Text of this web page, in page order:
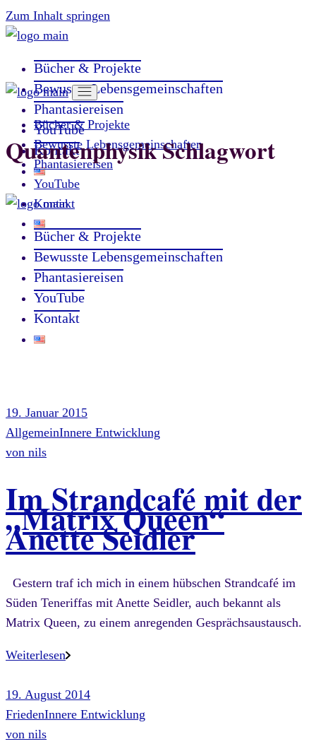
Zum Inhalt springen
Bücher & Projekte
Bewusste Lebensgemeinschaften
Phantasiereisen
YouTube
Kontakt
Bücher & Projekte
Bewusste Lebensgemeinschaften
Phantasiereisen
YouTube
Kontakt
Bücher & Projekte
Bewusste Lebensgemeinschaften
Phantasiereisen
YouTube
Kontakt
Quantenphysik Schlagwort
19. Januar 2015
AllgemeinInnere Entwicklung
von nils
Im Strandcafé mit der
„Matrix Queen“
Anette Seidler
Gestern traf ich mich in einem hübschen Strandcafé im
Süden Teneriffas mit Anette Seidler, auch bekannt als
Matrix Queen, zu einem anregenden Gesprächsaustausch.
Weiterlesen
19. August 2014
FriedenInnere Entwicklung
von nils